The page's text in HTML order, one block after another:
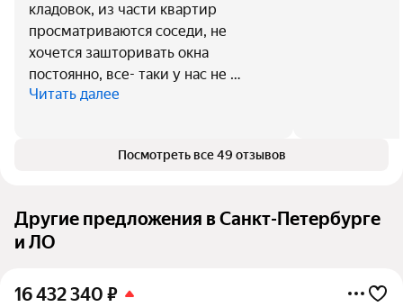
кладовок, из части квартир
просматриваются соседи, не
хочется зашторивать окна
постоянно, все- таки у нас не …
Читать далее
Посмотреть все 49 отзывов
Другие предложения в Санкт-Петербурге
и ЛО
16 432 340 ₽